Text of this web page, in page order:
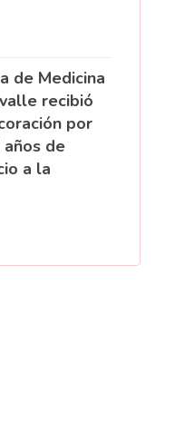
de Medicina
recibió
por
de
a la